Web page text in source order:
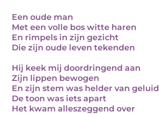
Een oude man
Met een volle bos witte haren
En rimpels in zijn gezicht
Die zijn oude leven tekenden
Hij keek mij doordringend aan
Zijn lippen bewogen
En zijn stem was helder van geluid
De toon was iets apart
Het kwam alleszeggend over